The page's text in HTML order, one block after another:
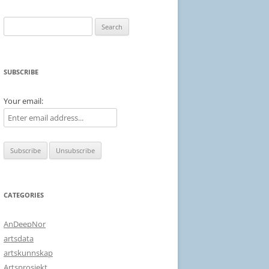
for:
SUBSCRIBE
Your email:
CATEGORIES
AnDeepNor
artsdata
artskunnskap